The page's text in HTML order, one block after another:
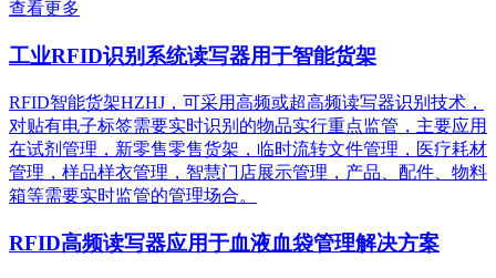
查看更多
工业RFID识别系统读写器用于智能货架
RFID智能货架HZHJ，可采用高频或超高频读写器识别技术，
对贴有电子标签需要实时识别的物品实行重点监管，主要应用
在试剂管理，新零售零售货架，临时流转文件管理，医疗耗材
管理，样品样衣管理，智慧门店展示管理，产品、配件、物料
箱等需要实时监管的管理场合。
RFID高频读写器应用于血液血袋管理解决方案